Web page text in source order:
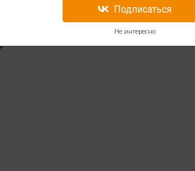
Подписаться
Не интересно